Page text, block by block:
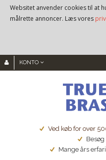
Websitet anvender cookies til at
målrette annoncer. Læs vores
KONTO
Ved køb for over
Mange års